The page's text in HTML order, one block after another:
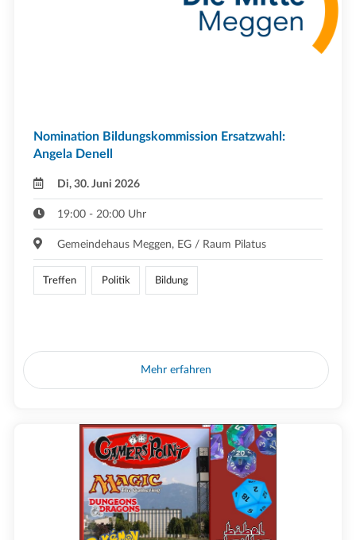
Nomination Bildungskommission Ersatzwahl:
Angela Denell
Di, 30. Juni 2026
19:00 - 20:00 Uhr
Gemeindehaus Meggen, EG / Raum Pilatus
Treffen Politik Bildung
Mehr erfahren